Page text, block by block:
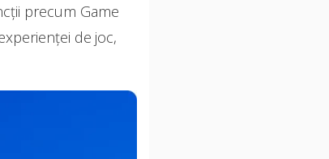
precum Game
de joc,